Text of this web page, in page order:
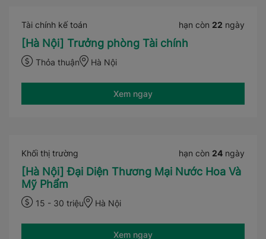
Tài chính kế toán hạn còn 22 ngày
[Hà Nội] Trưởng phòng Tài chính
Thỏa thuận Hà Nội
Xem ngay
Khối thị trường hạn còn 24 ngày
[Hà Nội] Đại Diện Thương Mại Nước Hoa Và
Mỹ Phẩm
15 - 30 triệu Hà Nội
Xem ngay